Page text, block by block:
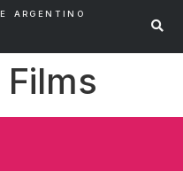
ARGENTINO